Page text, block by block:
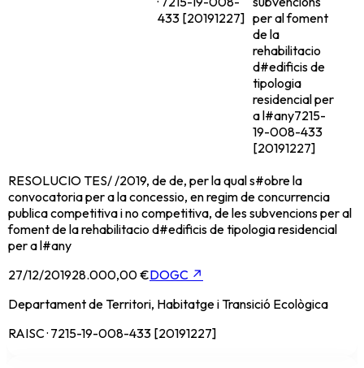
433 [20191227] per al foment
de la
rehabilitacio
d#edificis de
tipologia
residencial per
a l#any7215-
19-008-433
[20191227]
RESOLUCIO TES/ /2019, de de, per la qual s#obre la
convocatoria per a la concessio, en regim de concurrencia
publica competitiva i no competitiva, de les subvencions per al
foment de la rehabilitacio d#edificis de tipologia residencial
per a l#any
27/12/201928.000,00 €DOGC ↗
Departament de Territori, Habitatge i Transició Ecològica
RAISC · 7215-19-008-433 [20191227]